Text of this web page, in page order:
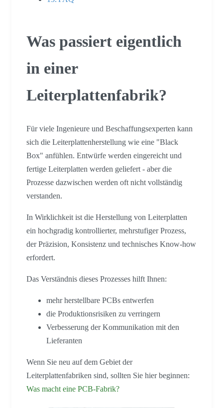
Was passiert eigentlich
in einer
Leiterplattenfabrik?
Für viele Ingenieure und Beschaffungsexperten kann
sich die Leiterplattenherstellung wie eine "Black
Box" anfühlen. Entwürfe werden eingereicht und
fertige Leiterplatten werden geliefert - aber die
Prozesse dazwischen werden oft nicht vollständig
verstanden.
In Wirklichkeit ist die Herstellung von Leiterplatten
ein hochgradig kontrollierter, mehrstufiger Prozess,
der Präzision, Konsistenz und technisches Know-how
erfordert.
Das Verständnis dieses Prozesses hilft Ihnen:
mehr herstellbare PCBs entwerfen
die Produktionsrisiken zu verringern
Verbesserung der Kommunikation mit den
Lieferanten
Wenn Sie neu auf dem Gebiet der
Leiterplattenfabriken sind, sollten Sie hier beginnen:
Was macht eine PCB-Fabrik?